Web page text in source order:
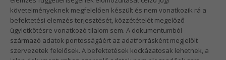
követelményeknek megfelelően készült és nem vonatkozik rá a
befektetési elemzés terjesztését, közzétételét megelőző
ügyletkötésre vonatkozó tilalom sem. A dokumentumból
származó adatok pontosságáért az adatforrásként megjelölt
szervezetek felelősek. A befektetések kockázatosak lehetnek, a